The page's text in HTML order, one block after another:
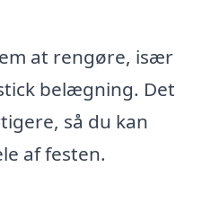
at rengøre, især
belægning. Det
så du kan
af festen.